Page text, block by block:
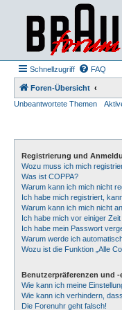
Schnellzugriff FAQ
Foren-Übersicht
Unbeantwortete Themen
Registrierung und
Wozu muss ich mich
Was ist COPPA?
Warum kann ich mich nicht
Ich habe mich registriert,
Warum kann ich mich nicht
Ich habe mich vor einiger
Ich habe mein Passwort
Warum werde ich
Wozu ist die Funktion „Alle
Benutzerpräferenzen und
Wie kann ich meine
Wie kann ich verhindern,
Die Forenuhr geht falsch!